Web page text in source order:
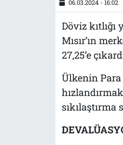
06.03.2024 - 16:02
Döviz
Mısır’ın
27,25’e
Ülkenin
sıkılaştırma